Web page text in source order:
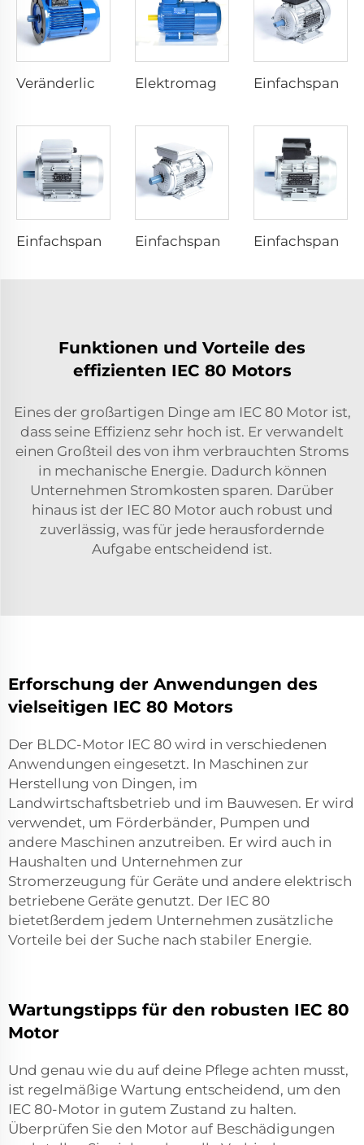
Funktionen und Vorteile des
effizienten IEC 80 Motors
Eines der großartigen Dinge am IEC 80 Motor ist,
dass seine Effizienz sehr hoch ist. Er verwandelt
einen Großteil des von ihm verbrauchten Stroms
in mechanische Energie. Dadurch können
Unternehmen Stromkosten sparen. Darüber
hinaus ist der IEC 80 Motor auch robust und
zuverlässig, was für jede herausfordernde
Aufgabe entscheidend ist.
Erforschung der Anwendungen des
vielseitigen IEC 80 Motors
Der BLDC-Motor IEC 80 wird in verschiedenen
Anwendungen eingesetzt. In Maschinen zur
Herstellung von Dingen, im
Landwirtschaftsbetrieb und im Bauwesen. Er wird
verwendet, um Förderbänder, Pumpen und
andere Maschinen anzutreiben. Er wird auch in
Haushalten und Unternehmen zur
Stromerzeugung für Geräte und andere elektrisch
betriebene Geräte genutzt. Der IEC 80
bietetßerdem jedem Unternehmen zusätzliche
Vorteile bei der Suche nach stabiler Energie.
Wartungstipps für den robusten IEC 80
Motor
Und genau wie du auf deine Pflege achten musst,
ist regelmäßige Wartung entscheidend, um den
IEC 80-Motor in gutem Zustand zu halten.
Überprüfen Sie den Motor auf Beschädigungen